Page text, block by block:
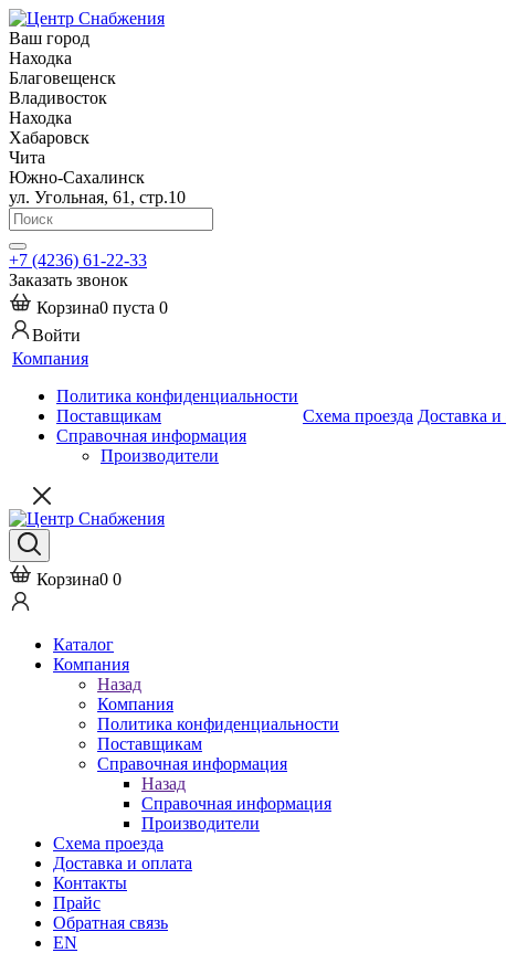
Ваш город
Находка
Благовещенск
Владивосток
Находка
Хабаровск
Чита
Южно-Сахалинск
ул. Угольная, 61, стр.10
+7 (4236) 61-22-33
Заказать звонок
Корзина0 пуста 0
Войти
Компания
Политика конфиденциальности
Поставщикам
Справочная информация
Производители
Схема проезда Доставка и
Корзина0 0
Каталог
Компания
Назад
Компания
Политика конфиденциальности
Поставщикам
Справочная информация
Назад
Справочная информация
Производители
Схема проезда
Доставка и оплата
Контакты
Прайс
Обратная связь
EN